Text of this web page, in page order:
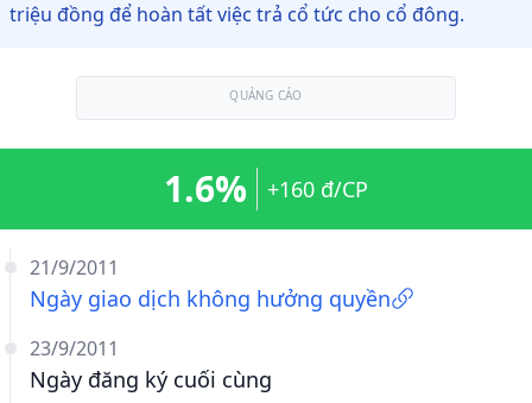
triệu đồng để hoàn tất việc trả cổ tức cho cổ đông.
QUẢNG CÁO
21/9/2011
Ngày giao dịch không hưởng quyền
23/9/2011
Ngày đăng ký cuối cùng
1.6% +160 đ/CP